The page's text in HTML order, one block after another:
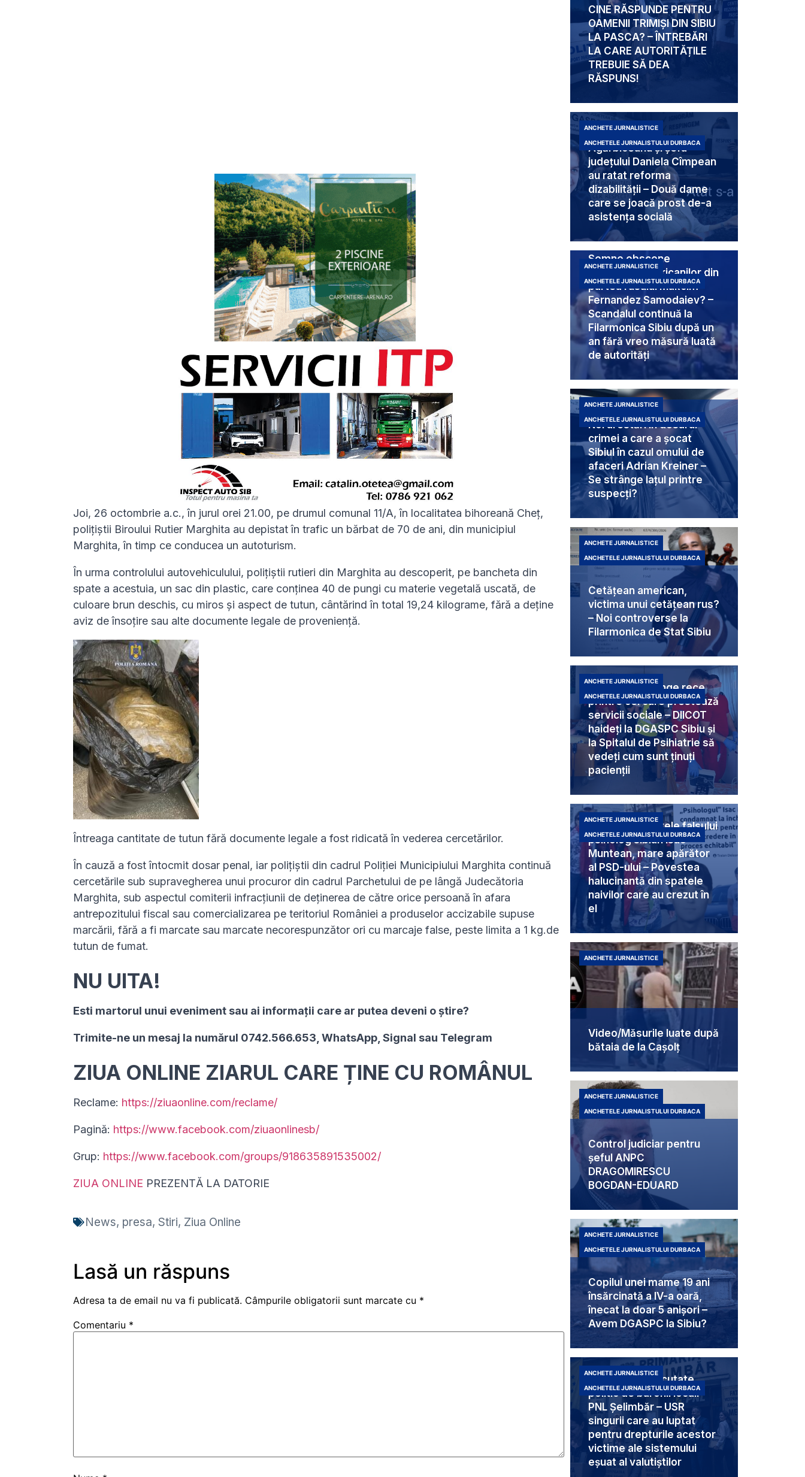
Joi, 26 octombrie a.c., în jurul orei 21.00, pe drumul comunal 11/A, în localitatea bihoreană Cheț,
polițiștii Biroului Rutier Marghita au depistat în trafic un bărbat de 70 de ani, din municipiul
Marghita, în timp ce conducea un autoturism.
În urma controlului autovehiculului, polițiștii rutieri din Marghita au descoperit, pe bancheta din
spate a acestuia, un sac din plastic, care conținea 40 de pungi cu materie vegetală uscată, de
culoare brun deschis, cu miros și aspect de tutun, cântărind în total 19,24 kilograme, fără a deține
aviz de însoțire sau alte documente legale de proveniență.
Întreaga cantitate de tutun fără documente legale a fost ridicată în vederea cercetărilor.
În cauză a fost întocmit dosar penal, iar polițiștii din cadrul Poliției Municipiului Marghita continuă
cercetările sub supravegherea unui procuror din cadrul Parchetului de pe lângă Judecătoria
Marghita, sub aspectul comiterii infracțiunii de deţinerea de către orice persoană în afara
antrepozitului fiscal sau comercializarea pe teritoriul României a produselor accizabile supuse
marcării, fără a fi marcate sau marcate necorespunzător ori cu marcaje false, peste limita a 1 kg.de
tutun de fumat.
NU UITA!
Esti martorul unui eveniment sau ai informaţii care ar putea deveni o ştire?
Trimite-ne un mesaj la numărul 0742.566.653, WhatsApp, Signal sau Telegram
ZIUA ONLINE ZIARUL CARE ȚINE CU ROMÂNUL
Reclame: https://ziuaonline.com/reclame/
Pagină: https://www.facebook.com/ziuaonlinesb/
Grup: https://www.facebook.com/groups/918635891535002/
ZIUA ONLINE PREZENTĂ LA DATORIE
News, presa, Stiri, Ziua Online
Lasă un răspuns
Adresa ta de email nu va fi publicată. Câmpurile obligatorii sunt marcate cu *
Comentariu *
CINE RĂSPUNDE PENTRU
OAMENII TRIMIȘI DIN SIBIU
LA PASCA? – ÎNTREBĂRI
LA CARE AUTORITĂȚILE
TREBUIE SĂ DEA
RĂSPUNS!
Agărbiceanu și șefa
județului Daniela Cîmpean
au ratat reforma
dizabilității – Două dame
care se joacă prost de-a
asistența socială
ANCHETE JURNALISTICE
ANCHETELE JURNALISTULUI DURBACA
Semne obscene
destinate americanilor din
partea rusului Makcim
Fernandez Samodaiev? –
Scandalul continuă la
Filarmonica Sibiu după un
an fără vreo măsură luată
de autorități
ANCHETE JURNALISTICE
ANCHETELE JURNALISTULUI DURBACA
Noi arestări în dosarul
crimei a care a șocat
Sibiul în cazul omului de
afaceri Adrian Kreiner –
Se strânge lațul printre
suspecți?
ANCHETE JURNALISTICE
ANCHETELE JURNALISTULUI DURBACA
Cetățean american,
victima unui cetățean rus?
– Noi controverse la
Filarmonica de Stat Sibiu
ANCHETE JURNALISTICE
ANCHETELE JURNALISTULUI DURBACA
Criminali cu sânge rece
printre cei care prestează
servicii sociale – DIICOT
haideți la DGASPC Sibiu și
la Spitalul de Psihiatrie să
vedeți cum sunt ținuți
pacienții
ANCHETE JURNALISTICE
ANCHETELE JURNALISTULUI DURBACA
Umbra din spatele falsului
psiholog sibian Isac
Muntean, mare apărător
al PSD-ului – Povestea
halucinantă din spatele
naivilor care au crezut în
el
ANCHETE JURNALISTICE
ANCHETELE JURNALISTULUI DURBACA
Video/Măsurile luate după
bătaia de la Cașolț
ANCHETE JURNALISTICE
Control judiciar pentru
șeful ANPC
DRAGOMIRESCU
BOGDAN-EDUARD
ANCHETE JURNALISTICE
ANCHETELE JURNALISTULUI DURBACA
Copilul unei mame 19 ani
însărcinată a IV-a oară,
înecat la doar 5 anișori –
Avem DGASPC la Sibiu?
ANCHETE JURNALISTICE
ANCHETELE JURNALISTULUI DURBACA
Trei femei executate
politic de baronii locali
PNL Șelimbăr – USR
singurii care au luptat
pentru drepturile acestor
victime ale sistemului
eșuat al valutiștilor
ANCHETE JURNALISTICE
ANCHETELE JURNALISTULUI DURBACA